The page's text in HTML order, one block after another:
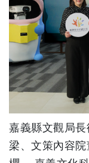
嘉義縣文觀局
梁、文策內容